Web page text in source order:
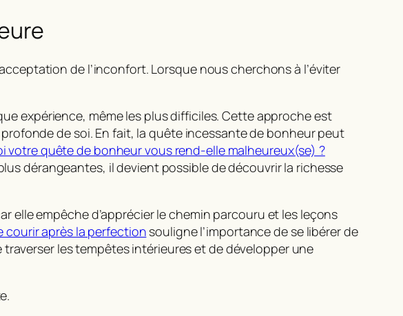
de l’inconfort. Lorsque nous cherchons à l’éviter
expérience, même les plus difficiles. Cette approche est
de soi. En fait, la quête incessante de bonheur peut
votre quête de bonheur vous rend-elle malheureux(se) ?
dérangeantes, il devient possible de découvrir la richesse
elle empêche d’apprécier le chemin parcouru et les leçons
courir après la perfection souligne l’importance de se libérer de
les tempêtes intérieures et de développer une